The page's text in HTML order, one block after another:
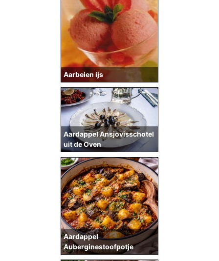
Aarbeien ijs
Aardappel Ansjovisschotel
uit de Oven
Aardappel
Auberginestoofpotje